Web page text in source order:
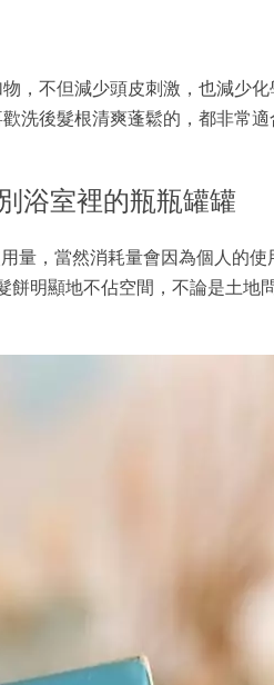
，不但減少頭皮刺激，也減少
洗後髮根清爽蓬鬆的，都非常適
浴室裡的瓶瓶罐罐
量，當然消耗量會因為個人的使
餅明顯地不佔空間，不論是土地